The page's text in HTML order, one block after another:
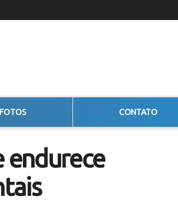
FOTOS CONTATO
endurece